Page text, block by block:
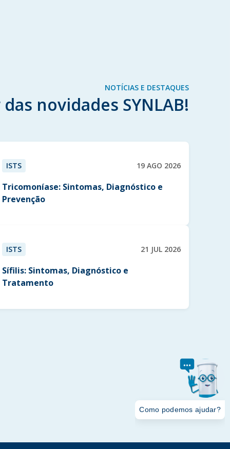
NOTÍCIAS E DESTAQUES
novidades SYNLAB!
ISTS 19 AGO 2026
Tricomoníase: Sintomas, Diagnóstico e
Prevenção
ISTS 21 JUL 2026
Sífilis: Sintomas, Diagnóstico e
Tratamento